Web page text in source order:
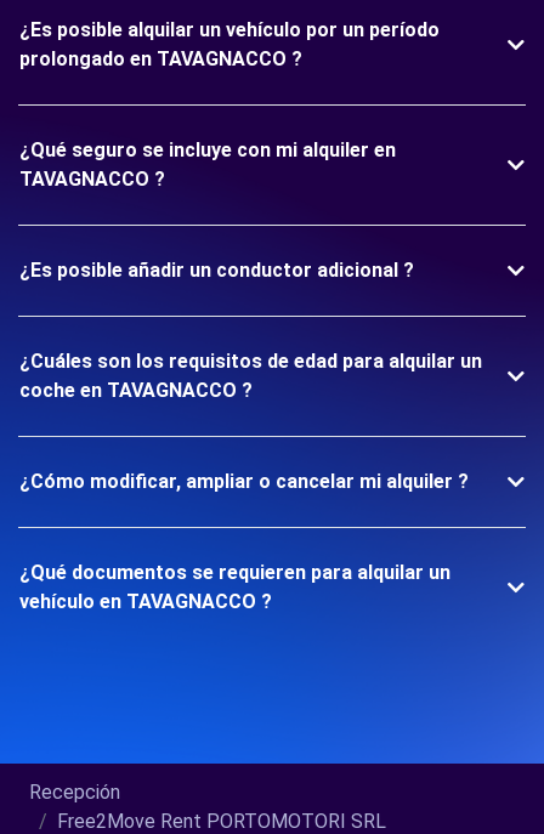
¿Es posible alquilar un vehículo por un período
prolongado en TAVAGNACCO ?
¿Qué seguro se incluye con mi alquiler en
TAVAGNACCO ?
¿Es posible añadir un conductor adicional ?
¿Cuáles son los requisitos de edad para alquilar un
coche en TAVAGNACCO ?
¿Cómo modificar, ampliar o cancelar mi alquiler ?
¿Qué documentos se requieren para alquilar un
vehículo en TAVAGNACCO ?
Recepción
Free2Move Rent PORTOMOTORI SRL